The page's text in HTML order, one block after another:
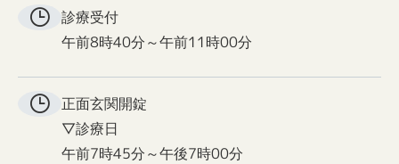
診療受付
午前8時40分～午前11時00分
正面玄関開錠
▽診療日
午前7時45分～午後7時00分